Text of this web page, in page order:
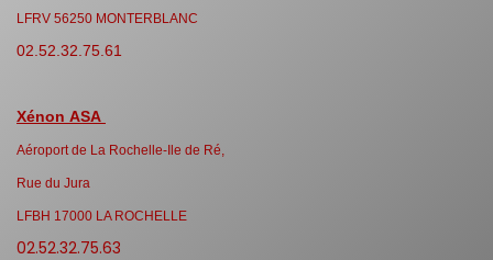
LFRV 56250 MONTERBLANC
02.52.32.75.61
Xénon ASA
Aéroport de La Rochelle-Ile de Ré,
Rue du Jura
LFBH 17000 LA ROCHELLE
02.52.32.75.63